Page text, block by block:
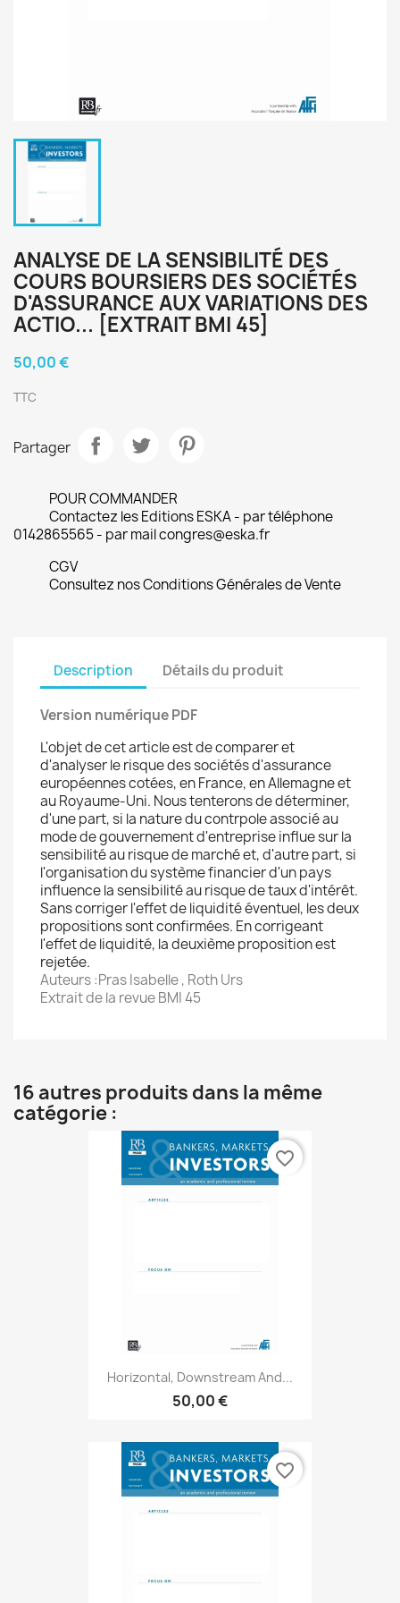
ANALYSE DE LA SENSIBILITÉ DES
COURS BOURSIERS DES SOCIÉTÉS
D'ASSURANCE AUX VARIATIONS DES
ACTIO... [EXTRAIT BMI 45]
50,00 €
TTC
Partager
POUR COMMANDER
Contactez les Editions ESKA - par téléphone
0142865565 - par mail congres@eska.fr
CGV
Consultez nos Conditions Générales de Vente
Description Détails du produit
Version numérique PDF
L'objet de cet article est de comparer et
d'analyser le risque des sociétés d'assurance
européennes cotées, en France, en Allemagne et
au Royaume-Uni. Nous tenterons de déterminer,
d'une part, si la nature du contrpole associé au
mode de gouvernement d'entreprise influe sur la
sensibilité au risque de marché et, d'autre part, si
l'organisation du système financier d'un pays
influence la sensibilité au risque de taux d'intérêt.
Sans corriger l'effet de liquidité éventuel, les deux
propositions sont confirmées. En corrigeant
l'effet de liquidité, la deuxième proposition est
rejetée.
Auteurs :Pras Isabelle , Roth Urs
Extrait de la revue BMI 45
16 autres produits dans la même
catégorie :
Horizontal, Downstream And...
50,00 €
favorite_border
favorite_border